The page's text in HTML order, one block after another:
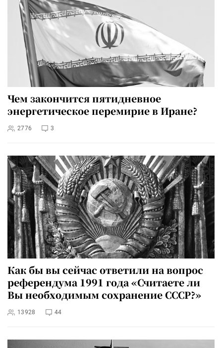
Чем закончится пятидневное
энергетическое перемирие в Иране?
2776 3
Как бы вы сейчас ответили на вопрос
референдума 1991 года «Считаете ли
Вы необходимым сохранение СССР?»
13928 44